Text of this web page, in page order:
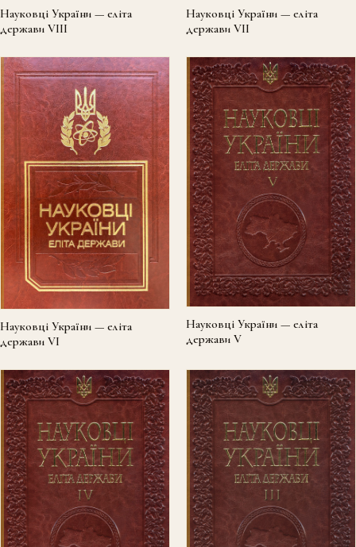
Науковці України — еліта
держави VIII
Науковці України — еліта
держави VII
Науковці України — еліта
держави VI
Науковці України — еліта
держави V